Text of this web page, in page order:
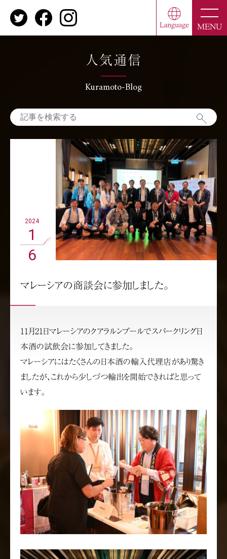
MENU
人気通信
Kuramoto-Blog
2024
1
6
マレーシアの商談会に参加しました。
11月21日マレーシアのクアラルンプールでスパークリング日
本酒の試飲会に参加してきました。
マレーシアにはたくさんの日本酒の輸入代理店があり驚き
ましたが、これから少しづつ輸出を開始できればと思って
います。